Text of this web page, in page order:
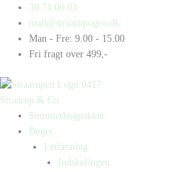
indholdet
30 71 00 03
mail@straarupogco.dk
Man - Fre: 9.00 - 15.00
Fri fragt over 499,-
Straarup & Co
Sommerbogpakker
Bøger
Letlæsning
Indskolingen
Products
search
Products
search
Zebraer